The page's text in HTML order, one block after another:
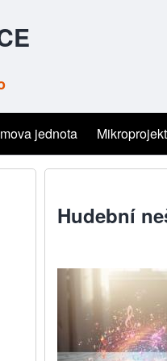
jednota
Hudební